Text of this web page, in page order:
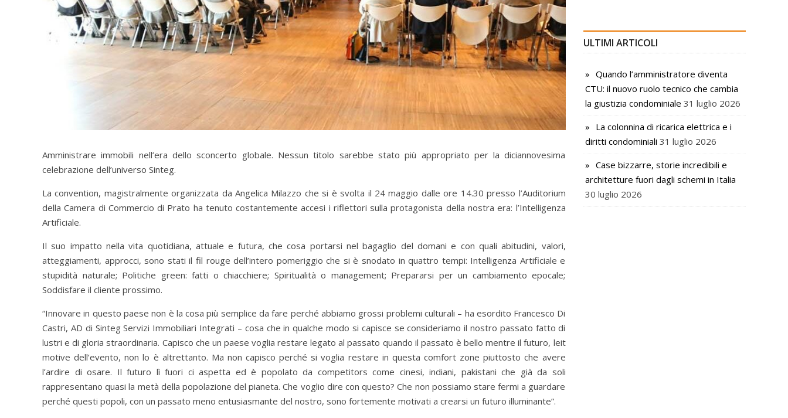
Amministrare immobili nell’era dello sconcerto globale. Nessun titolo sarebbe stato più appropriato per la diciannovesima
celebrazione dell’universo Sinteg.
La convention, magistralmente organizzata da Angelica Milazzo che si è svolta il 24 maggio dalle ore 14.30 presso l’Auditorium
della Camera di Commercio di Prato ha tenuto costantemente accesi i riflettori sulla protagonista della nostra era: l’Intelligenza
Artificiale.
Il suo impatto nella vita quotidiana, attuale e futura, che cosa portarsi nel bagaglio del domani e con quali abitudini, valori,
atteggiamenti, approcci, sono stati il fil rouge dell’intero pomeriggio che si è snodato in quattro tempi: Intelligenza Artificiale e
stupidità naturale; Politiche green: fatti o chiacchiere; Spiritualità o management; Prepararsi per un cambiamento epocale;
Soddisfare il cliente prossimo.
“Innovare in questo paese non è la cosa più semplice da fare perché abbiamo grossi problemi culturali – ha esordito Francesco Di
Castri, AD di Sinteg Servizi Immobiliari Integrati – cosa che in qualche modo si capisce se consideriamo il nostro passato fatto di
lustri e di gloria straordinaria. Capisco che un paese voglia restare legato al passato quando il passato è bello mentre il futuro, leit
motive dell’evento, non lo è altrettanto. Ma non capisco perché si voglia restare in questa comfort zone piuttosto che avere
l’ardire di osare. Il futuro lì fuori ci aspetta ed è popolato da competitors come cinesi, indiani, pakistani che già da soli
rappresentano quasi la metà della popolazione del pianeta. Che voglio dire con questo? Che non possiamo stare fermi a guardare
perché questi popoli, con un passato meno entusiasmante del nostro, sono fortemente motivati a crearsi un futuro illuminante”.
ULTIMI ARTICOLI
Quando l’amministratore diventa
CTU: il nuovo ruolo tecnico che cambia
la giustizia condominiale 31 luglio 2026
La colonnina di ricarica elettrica e i
diritti condominiali 31 luglio 2026
Case bizzarre, storie incredibili e
architetture fuori dagli schemi in Italia
30 luglio 2026